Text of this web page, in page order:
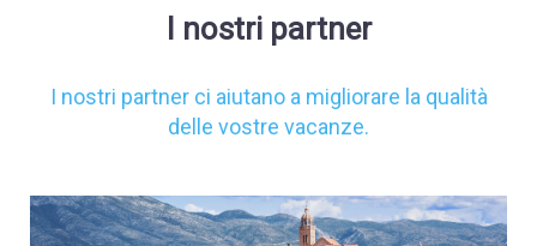
I nostri partner
I nostri partner ci aiutano a migliorare la qualità
delle vostre vacanze.